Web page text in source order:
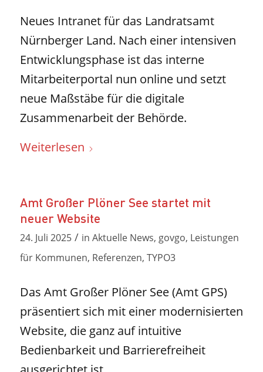
Neues Intranet für das Landratsamt
Nürnberger Land. Nach einer intensiven
Entwicklungsphase ist das interne
Mitarbeiterportal nun online und setzt
neue Maßstäbe für die digitale
Zusammenarbeit der Behörde.
Weiterlesen
Amt Großer Plöner See startet mit
neuer Website
24. Juli 2025 / in Aktuelle News, govgo, Leistungen
für Kommunen, Referenzen, TYPO3
Das Amt Großer Plöner See (Amt GPS)
präsentiert sich mit einer modernisierten
Website, die ganz auf intuitive
Bedienbarkeit und Barrierefreiheit